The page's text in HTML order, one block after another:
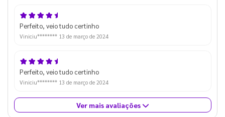
Perfeito, veio tudo certinho
Viniciu******** 13 de março de 2024
Perfeito, veio tudo certinho
Viniciu******** 13 de março de 2024
Ver mais avaliações